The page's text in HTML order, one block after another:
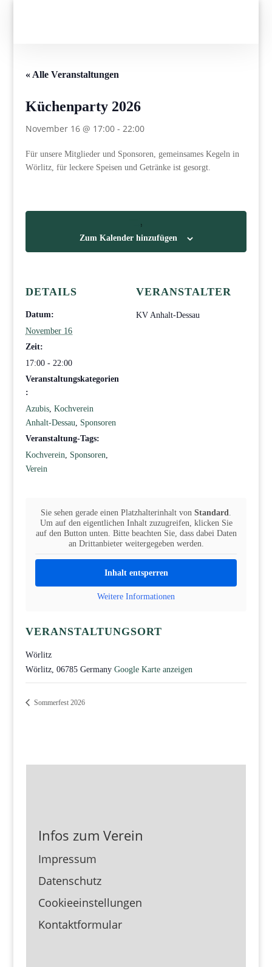
« Alle Veranstaltungen
Küchenparty 2026
November 16 @ 17:00 -22:00
Für unsere Mitglieder und Sponsoren, gemeinsames Kegeln in
Wörlitz, für leckere Speisen und Getränke ist gesorgt.
Zum Kalender hinzufügen
DETAILS
Datum:
November 16
Zeit:
17:00 - 22:00
Veranstaltungskategorien
:
Azubis,Kochverein
Anhalt-Dessau, Sponsoren
Veranstaltung-Tags:
Kochverein, Sponsoren,
Verein
VERANSTALTER
KV Anhalt-Dessau
VERANSTALTUNGSORT
Wörlitz
Wörlitz, 06785 Germany Google Karte anzeigen
Sie sehen gerade einen Platzhalterinhalt von Standard.
Um auf den eigentlichen Inhalt zuzugreifen, klicken Sie
auf den Button unten. Bitte beachten Sie, dass dabei Daten
an Drittanbieter weitergegeben werden.
Inhalt entsperren
Weitere Informationen
Sommerfest 2026
Infos zum Verein
Impressum
Datenschutz
Cookieeinstellungen
Kontaktformular